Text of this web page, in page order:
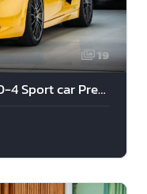
19
Lamborghini Gallardo LP560-4 Sport car Premium 2011